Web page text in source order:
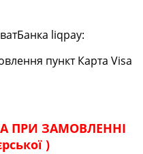
liqpay:
пункт Карта Visa
ПРИ ЗАМОВЛЕННІ
)